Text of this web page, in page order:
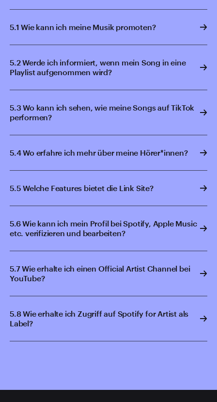
5.1 Wie kann ich meine Musik promoten?
5.2 Werde ich informiert, wenn mein Song in eine
Playlist aufgenommen wird?
5.3 Wo kann ich sehen, wie meine Songs auf TikTok
performen?
5.4 Wo erfahre ich mehr über meine Hörer*innen?
5.5 Welche Features bietet die Link Site?
5.6 Wie kann ich mein Profil bei Spotify, Apple Music
etc. verifizieren und bearbeiten?
5.7 Wie erhalte ich einen Official Artist Channel bei
YouTube?
5.8 Wie erhalte ich Zugriff auf Spotify for Artist als
Label?